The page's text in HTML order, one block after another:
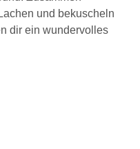
und bekuscheln
dir ein wundervolles